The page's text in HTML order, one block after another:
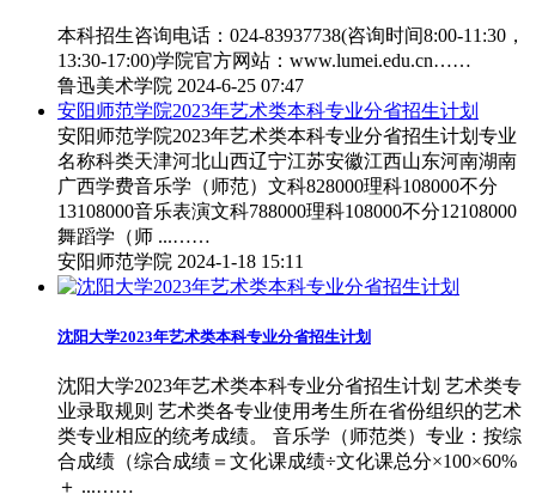
本科招生咨询电话：024-83937738(咨询时间8:00-11:30，
13:30-17:00)学院官方网站：www.lumei.edu.cn……
鲁迅美术学院 2024-6-25 07:47
安阳师范学院2023年艺术类本科专业分省招生计划
安阳师范学院2023年艺术类本科专业分省招生计划专业
名称科类天津河北山西辽宁江苏安徽江西山东河南湖南
广西学费音乐学（师范）文科828000理科108000不分
13108000音乐表演文科788000理科108000不分12108000
舞蹈学（师 ...……
安阳师范学院 2024-1-18 15:11
沈阳大学2023年艺术类本科专业分省招生计划
沈阳大学2023年艺术类本科专业分省招生计划 艺术类专
业录取规则 艺术类各专业使用考生所在省份组织的艺术
类专业相应的统考成绩。 音乐学（师范类）专业：按综
合成绩（综合成绩＝文化课成绩÷文化课总分×100×60%
＋ ...……